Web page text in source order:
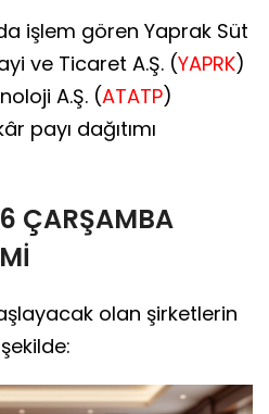
işlem gören Yaprak Süt
ve Ticaret A.Ş. (YAPRK)
A.Ş. (ATATP)
payı dağıtımı
ÇARŞAMBA
olan şirketlerin